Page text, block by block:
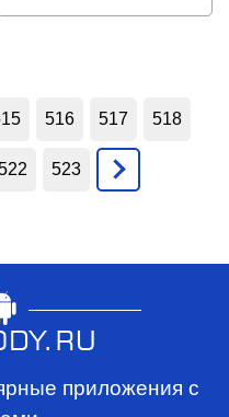
516 517 518
523
приложения с